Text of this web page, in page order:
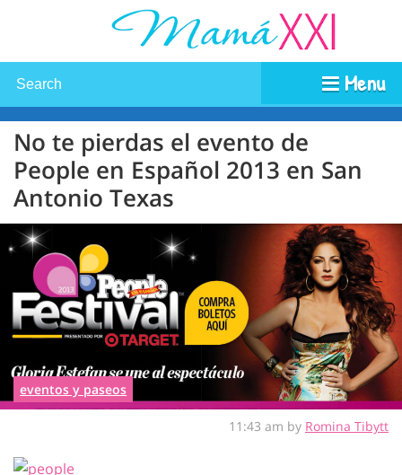
Menu
No te pierdas el evento de
People en Español 2013 en San
Antonio Texas
eventos y paseos
11:43 am by Romina Tibytt